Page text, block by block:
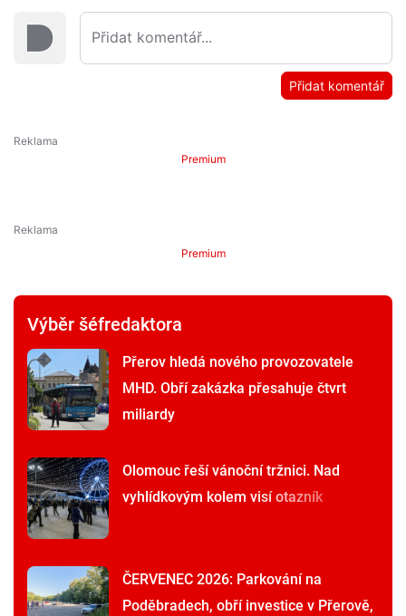
Přidat komentář
Premium
Premium
Výběr šéfredaktora
Přerov hledá nového provozovatele
MHD. Obří zakázka přesahuje čtvrt
miliardy
Olomouc řeší vánoční tržnici. Nad
vyhlídkovým kolem visí otazník
ČERVENEC 2026: Parkování na
Poděbradech, obří investice v Přerově,